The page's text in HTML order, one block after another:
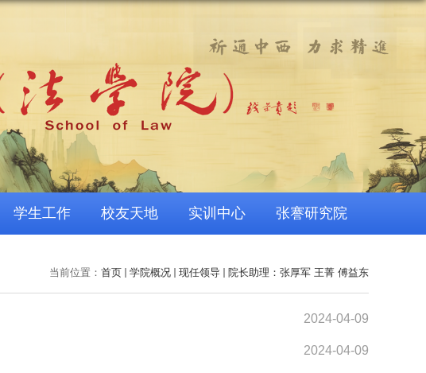
学生工作 校友天地 实训中心 张謇研究院
当前位置： 首页 学院概况 现任领导 院长助理：张厚军 王菁 傅益东
2024-04-09
2024-04-09